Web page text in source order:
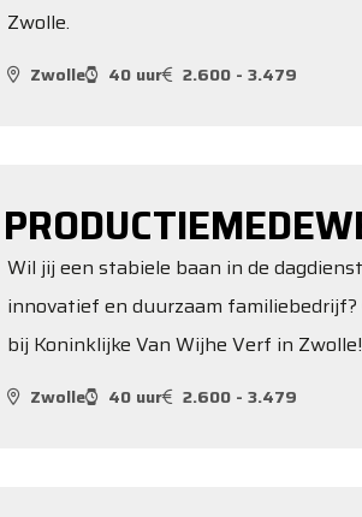
Zwolle.
Zwolle 40 uur 2.600 - 3.479
Wil jij een stabiele baan in de
innovatief en duurzaam
bij Koninklijke Van Wijhe Verf in Zwolle!
Zwolle 40 uur 2.600 - 3.479